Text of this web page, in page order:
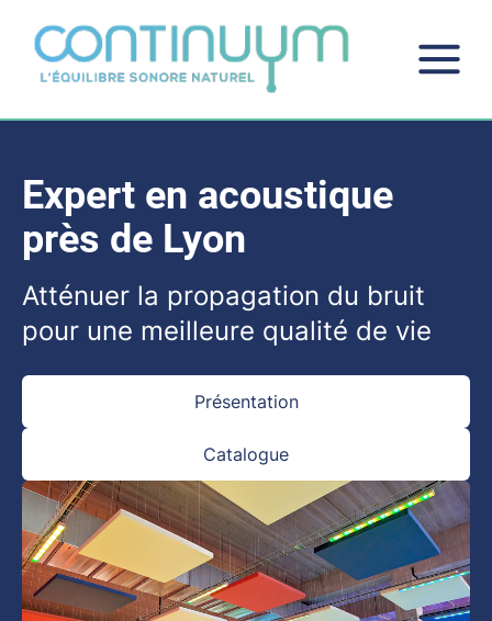
Expert en acoustique
près de Lyon
Atténuer la propagation du bruit
pour une meilleure qualité de vie
Présentation
Catalogue